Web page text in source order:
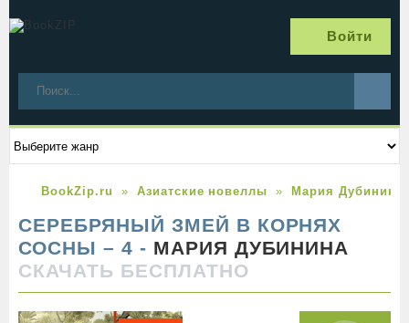
Войти
BookZip.ru Азиатские новеллы Мария Дубинина
СЕРЕБРЯНЫЙ ЗМЕЙ В КОРНЯХ
СОСНЫ – 4 - МАРИЯ ДУБИНИНА
СКАЧАТЬ БЕСПЛАТНО